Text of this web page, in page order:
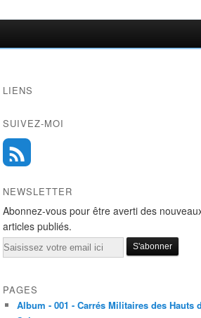
LIENS
SUIVEZ-MOI
NEWSLETTER
Abonnez-vous pour être averti des
articles publiés.
Email
PAGES
Album - 001 - Carrés Militaires des Hauts